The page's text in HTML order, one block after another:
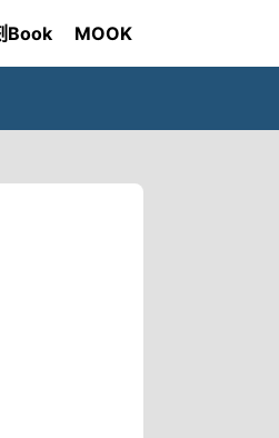
Book MOOK